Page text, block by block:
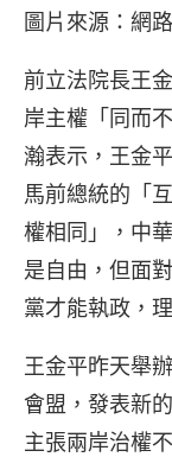
圖片來
前立法院長王
岸主權「同而
瀚表示，王金
馬前總統的「
權相同」，中
是自由，但面
黨才能執政，
王金平昨天舉
會盟，發表新
主張兩岸治權